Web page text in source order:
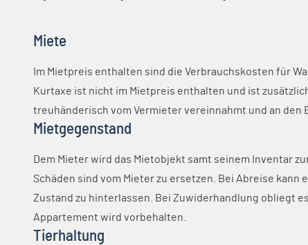
Miete
Im Mietpreis enthalten sind die Verbrauchskosten für
Kurtaxe ist nicht im Mietpreis enthalten und ist
treuhänderisch vom Vermieter vereinnahmt und an den
Mietgegenstand
Dem Mieter wird das Mietobjekt samt seinem Inventar
Schäden sind vom Mieter zu ersetzen. Bei Abreise
Zustand zu hinterlassen. Bei Zuwiderhandlung obliegt
Appartement wird vorbehalten.
Tierhaltung